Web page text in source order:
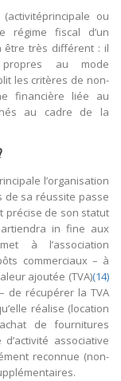
ou
régime fiscal d’un
être très différent : il
propres au mode
les critères de non-
financière liée au
au cadre de la
l’organisation
de sa réussite passe
précise de son statut
in fine aux
à l’association
commerciaux – à
ajoutée (TVA)(14)
de récupérer la TVA
réalise (location
de fournitures
associative
reconnue (non-